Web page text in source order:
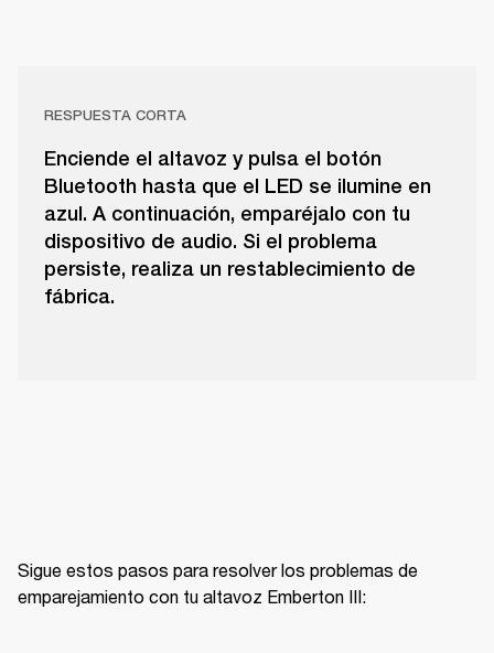
RESPUESTA CORTA
Enciende el altavoz y pulsa el botón
Bluetooth hasta que el LED se ilumine en
azul. A continuación, emparéjalo con tu
dispositivo de audio. Si el problema
persiste, realiza un restablecimiento de
fábrica.
Sigue estos pasos para resolver los problemas de
emparejamiento con tu altavoz Emberton III: